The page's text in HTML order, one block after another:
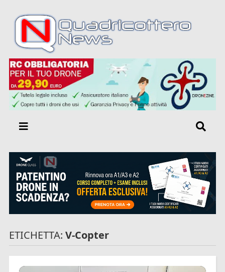
ETICHETTA:V-Copter